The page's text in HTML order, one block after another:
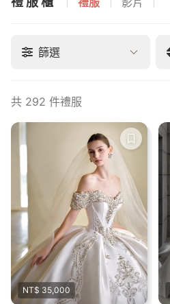
篩選
共 292 件禮服
NT$ 35,000